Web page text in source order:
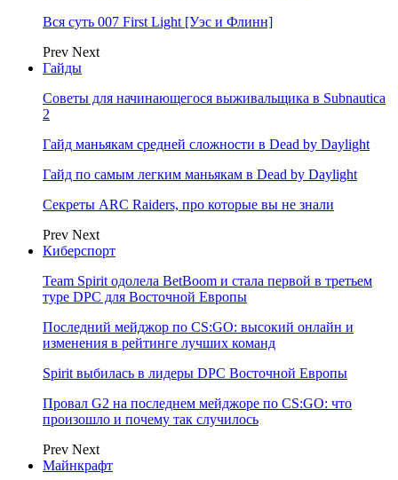
Вся суть 007 First Light [Уэс и Флинн]
Prev Next
Гайды
Советы для начинающегося выживальщика в Subnautica
2
Гайд маньякам средней сложности в Dead by Daylight
Гайд по самым легким маньякам в Dead by Daylight
Секреты ARC Raiders, про которые вы не знали
Prev Next
Киберспорт
Team Spirit одолела BetBoom и стала первой в третьем
туре DPC для Восточной Европы
Последний мейджор по CS:GO: высокий онлайн и
изменения в рейтинге лучших команд
Spirit выбилась в лидеры DPC Восточной Европы
Провал G2 на последнем мейджоре по CS:GO: что
произошло и почему так случилось
Prev Next
Майнкрафт